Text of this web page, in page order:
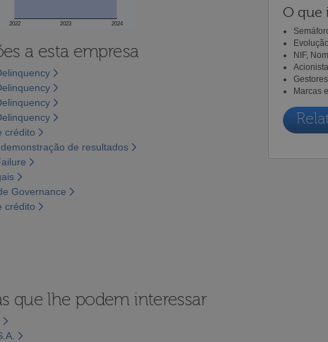
2022 2023 2024
a esta empresa
crédito
de resultados
Governance
crédito
O que
NIF,
Marcas
que lhe podem interessar